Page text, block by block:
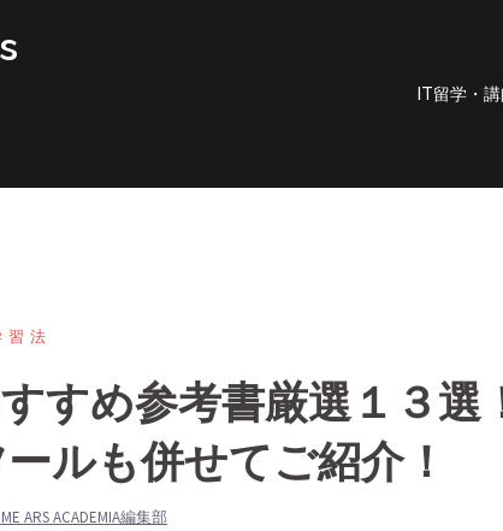
IT留学・
法
すめ参考書厳選１３選
ルも併せてご紹介！
ARS ACADEMIA編集部